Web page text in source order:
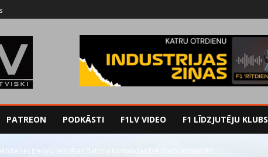
PATREON PODKĀSTI F1LV VIDEO F1 LĪDZJUTĒJU KLUBS
treniņu iespējas Batona komandas biedram Jamamoto